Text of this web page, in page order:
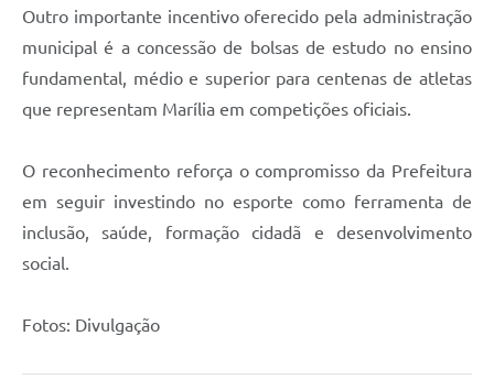
Outro importante incentivo oferecido pela administração
municipal é a concessão de bolsas de estudo no ensino
fundamental, médio e superior para centenas de atletas
que representam Marília em competições oficiais.
O reconhecimento reforça o compromisso da Prefeitura
em seguir investindo no esporte como ferramenta de
inclusão, saúde, formação cidadã e desenvolvimento
social.
Fotos: Divulgação